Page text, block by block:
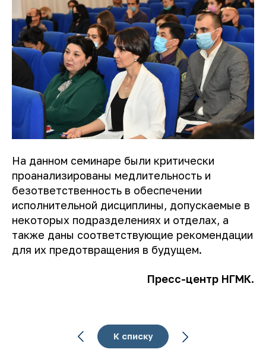
На данном семинаре были критически
проанализированы медлительность и
безответственность в обеспечении
исполнительной дисциплины, допускаемые в
некоторых подразделениях и ​​отделах, а
также даны соответствующие рекомендации
для их предотвращения в будущем.
Пресс-центр НГМК.
К списку